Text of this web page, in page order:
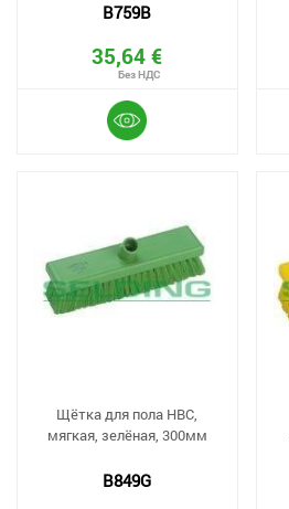
B759B
35,64 €
Щётка для пола HBC,
мягкая, зелёная, 300мм
B849G